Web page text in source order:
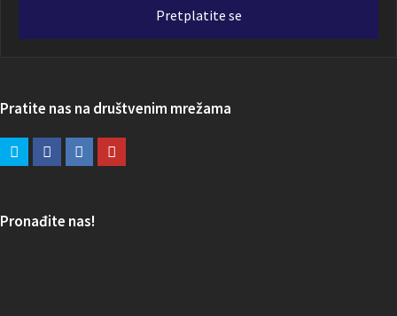
Pretplatite se
Pratite nas na društvenim mrežama
Pronađite nas!